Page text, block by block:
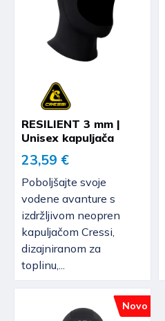
RESILIENT 3 mm |
Unisex kapuljača
23,59 €
Poboljšajte svoje
vodene avanture s
izdržljivom neopren
kapuljačom Cressi,
dizajniranom za
toplinu,...
Novo